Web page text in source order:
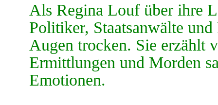
Als Regina Louf über ihre
Politiker, Staatsanwälte
Augen trocken. Sie erzählt
Ermittlungen und Morden
Emotionen.